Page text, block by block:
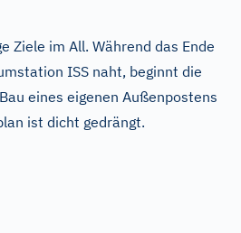
Ziele im All. Während das Ende
ISS naht, beginnt die
eines eigenen Außenpostens
ist dicht gedrängt.